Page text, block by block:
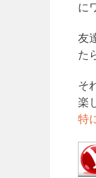
に
友
た
そ
楽
特